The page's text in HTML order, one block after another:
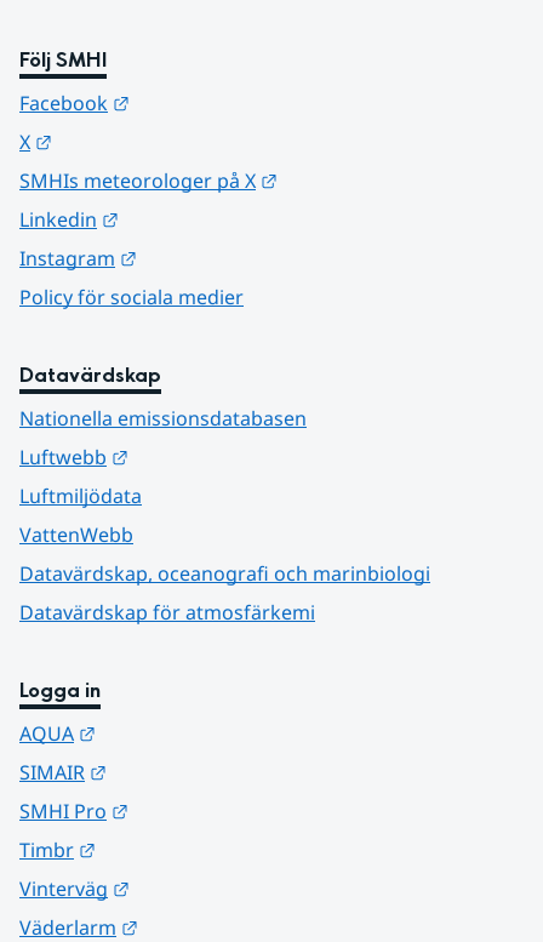
Följ SMHI
Facebook
X
SMHIs meteorologer på X
Linkedin
Instagram
Policy för sociala medier
Datavärdskap
Nationella emissionsdatabasen
Luftwebb
Luftmiljödata
VattenWebb
Datavärdskap, oceanografi och marinbiologi
Datavärdskap för atmosfärkemi
Logga in
AQUA
SIMAIR
SMHI Pro
Timbr
Vinterväg
Väderlarm